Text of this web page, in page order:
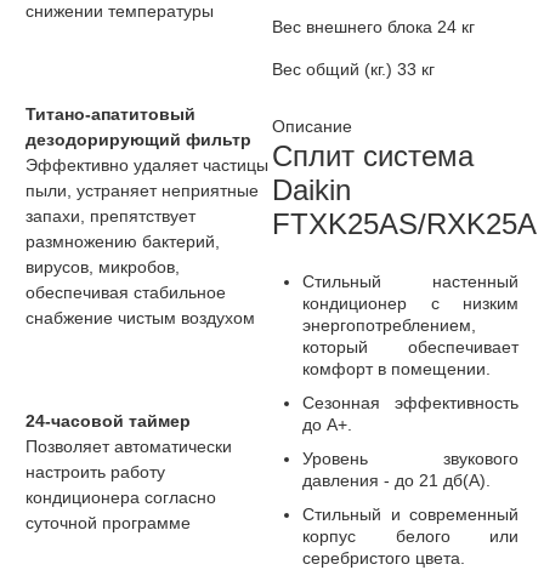
снижении температуры
Титано-апатитовый
дезодорирующий фильтр
Эффективно удаляет частицы
пыли, устраняет неприятные
запахи, препятствует
размножению бактерий,
вирусов, микробов,
обеспечивая стабильное
снабжение чистым воздухом
24-часовой таймер
Позволяет автоматически
настроить работу
кондиционера согласно
суточной программе
Вес внешнего блока 24 кг
Вес общий (кг.) 33 кг
Описание
Сплит система
Daikin
FTXK25AS/RXK25A
Стильный настенный
кондиционер с низким
энергопотреблением,
который обеспечивает
комфорт в помещении.
Сезонная эффективность
до А+.
Уровень звукового
давления - до 21 дб(А).
Стильный и современный
корпус белого или
серебристого цвета.